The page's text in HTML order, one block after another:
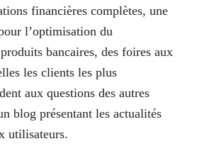
financières complètes, une
l’optimisation du
bancaires, des foires aux
les clients les plus
aux questions des autres
blog présentant les actualités
utilisateurs.